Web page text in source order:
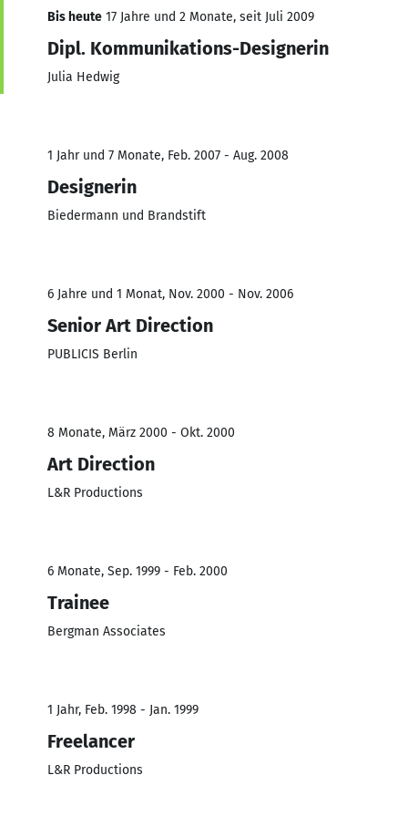
Bis heute 17 Jahre und 2 Monate, seit Juli 2009
Dipl. Kommunikations-Designerin
Julia Hedwig
1 Jahr und 7 Monate, Feb. 2007 - Aug. 2008
Designerin
Biedermann und Brandstift
6 Jahre und 1 Monat, Nov. 2000 - Nov. 2006
Senior Art Direction
PUBLICIS Berlin
8 Monate, März 2000 - Okt. 2000
Art Direction
L&R Productions
6 Monate, Sep. 1999 - Feb. 2000
Trainee
Bergman Associates
1 Jahr, Feb. 1998 - Jan. 1999
Freelancer
L&R Productions